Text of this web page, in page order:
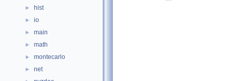
► hist
► io
► main
► math
► montecarlo
► net